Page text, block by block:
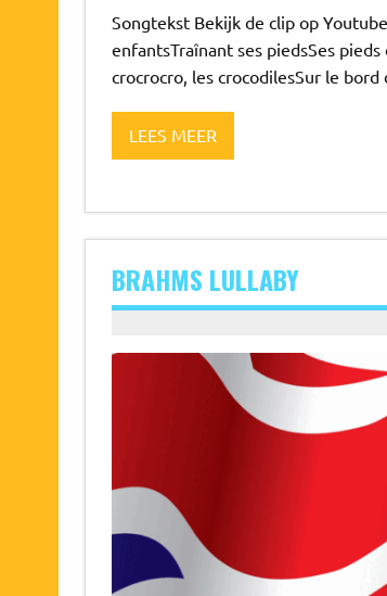
Songtekst Bekijk de clip op
enfantsTraînant ses piedsSes
crocrocro, les crocodilesSur le
LEES MEER
BRAHMS LULLABY